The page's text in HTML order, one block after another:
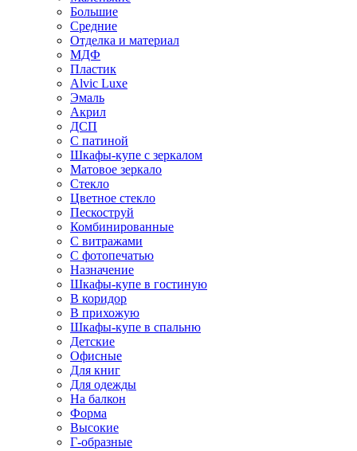
Большие
Средние
Отделка и материал
МДФ
Пластик
Alvic Luxe
Эмаль
Акрил
ДСП
С патиной
Шкафы-купе с зеркалом
Матовое зеркало
Стекло
Цветное стекло
Пескоструй
Комбинированные
С витражами
С фотопечатью
Назначение
Шкафы-купе в гостиную
В коридор
В прихожую
Шкафы-купе в спальню
Детские
Офисные
Для книг
Для одежды
На балкон
Форма
Высокие
Г-образные